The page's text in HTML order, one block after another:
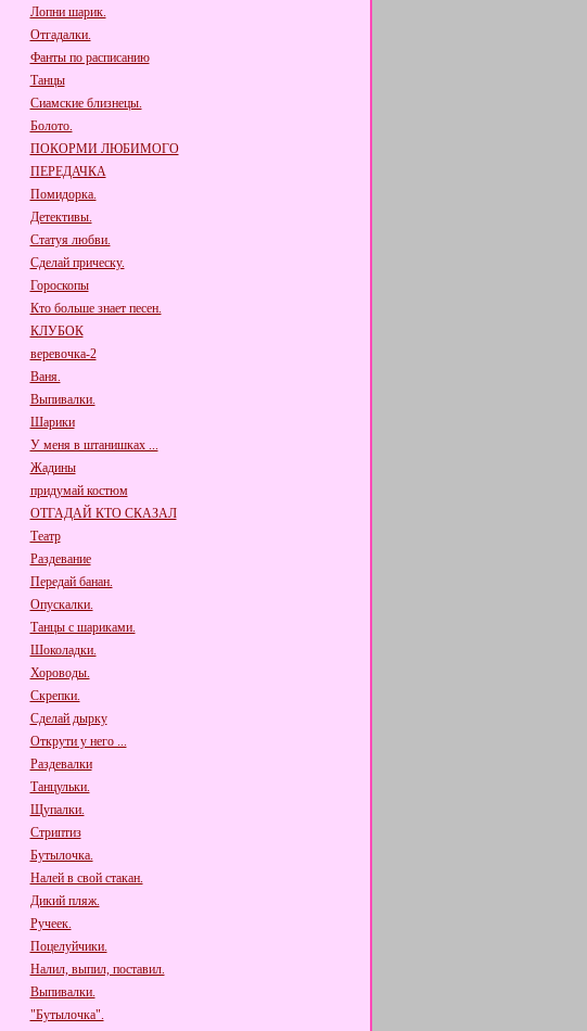
Лопни шарик.
Отгадалки.
Фанты по расписанию
Танцы
Сиамские близнецы.
Болото.
ПОКОРМИ ЛЮБИМОГО
ПЕРЕДАЧКА
Помидорка.
Детективы.
Статуя любви.
Сделай прическу.
Гороскопы
Кто больше знает песен.
КЛУБОК
веревочка-2
Ваня.
Выпивалки.
Шарики
У меня в штанишках ...
Жадины
придумай костюм
ОТГАДАЙ КТО СКАЗАЛ
Театр
Раздевание
Передай банан.
Опускалки.
Танцы с шариками.
Шоколадки.
Хороводы.
Скрепки.
Сделай дырку
Открути у него ...
Раздевалки
Танцульки.
Щупалки.
Стриптиз
Бутылочка.
Налей в свой стакан.
Дикий пляж.
Ручеек.
Поцелуйчики.
Налил, выпил, поставил.
Выпивалки.
"Бутылочка".